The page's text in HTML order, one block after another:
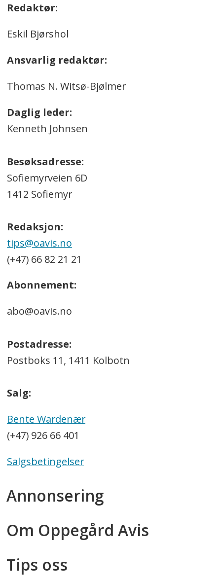
Redaktør:
Eskil Bjørshol
Ansvarlig redaktør:
Thomas N. Witsø-Bjølmer
Daglig leder:
Kenneth Johnsen
Besøksadresse:
Sofiemyrveien 6D
1412 Sofiemyr
Redaksjon:
tips@oavis.no
(+47) 66 82 21 21
Abonnement:
abo@oavis.no
Postadresse:
Postboks 11, 1411 Kolbotn
Salg:
Bente Wardenær
(+47) 926 66 401
Salgsbetingelser
Annonsering
Om Oppegård Avis
Tips oss